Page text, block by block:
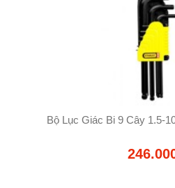
Bộ Lục Giác Bi 9 Cây 1.5-